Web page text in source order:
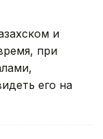
и
при
его на